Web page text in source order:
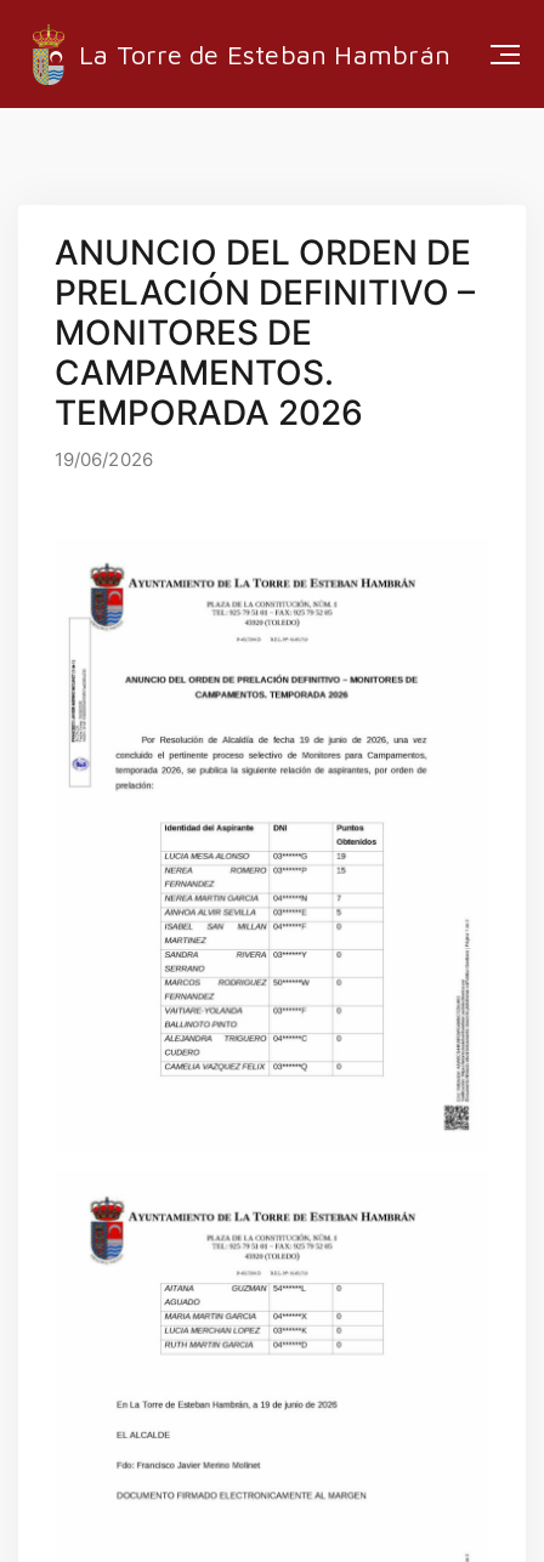
La Torre de Esteban Hambrán
EMPRESAS LOCALES
RUTAS Y SENDEROS
MEDIA
INFORMACIÓN
DEPORTES
CULTURA
CONSUMO
ANUNCIO DEL ORDEN DE
PRELACIÓN DEFINITIVO –
MONITORES DE
CAMPAMENTOS.
TEMPORADA 2026
19/06/2026